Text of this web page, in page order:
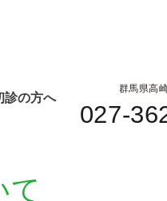
診の方へ
群馬県高
027-
て